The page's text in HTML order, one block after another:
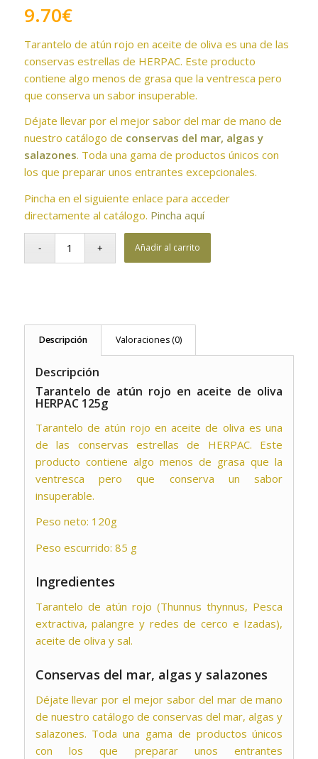
9.70€
Tarantelo de atún rojo en aceite de oliva es una de las
conservas estrellas de HERPAC. Este producto
contiene algo menos de grasa que la ventresca pero
que conserva un sabor insuperable.
Déjate llevar por el mejor sabor del mar de mano de
nuestro catálogo de conservas del mar, algas y
salazones. Toda una gama de productos únicos con
los que preparar unos entrantes excepcionales.
Pincha en el siguiente enlace para acceder
directamente al catálogo. Pincha aquí
Añadir al carrito
Descripción Valoraciones (0)
Descripción
Tarantelo de atún rojo en aceite de oliva
HERPAC 125g
Tarantelo de atún rojo en aceite de oliva es una
de las conservas estrellas de HERPAC. Este
producto contiene algo menos de grasa que la
ventresca pero que conserva un sabor
insuperable.
Peso neto: 120g
Peso escurrido: 85 g
Ingredientes
Tarantelo de atún rojo (Thunnus thynnus, Pesca
extractiva, palangre y redes de cerco e Izadas),
aceite de oliva y sal.
Conservas del mar, algas y salazones
Déjate llevar por el mejor sabor del mar de mano
de nuestro catálogo de conservas del mar, algas y
salazones. Toda una gama de productos únicos
con los que preparar unos entrantes